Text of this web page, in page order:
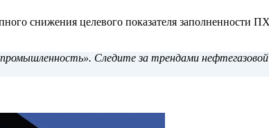
снижения целевого показателя заполненности
Следите за трендами